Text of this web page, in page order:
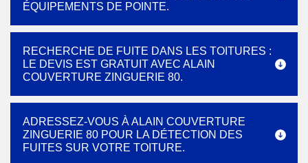
ÉQUIPEMENTS DE POINTE.
RECHERCHE DE FUITE DANS LES TOITURES :
LE DEVIS EST GRATUIT AVEC ALAIN
COUVERTURE ZINGUERIE 80.
ADRESSEZ-VOUS À ALAIN COUVERTURE
ZINGUERIE 80 POUR LA DÉTECTION DES
FUITES SUR VOTRE TOITURE.